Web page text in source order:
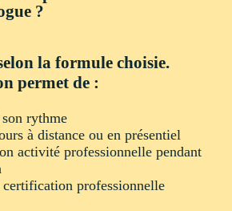
?
la formule choisie.
permet de :
rythme
à distance ou en présentiel
activité professionnelle pendant
professionnelle